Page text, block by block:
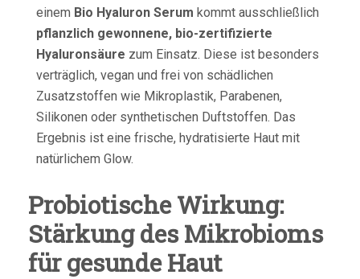
einem Bio Hyaluron Serum kommt ausschließlich
pflanzlich gewonnene, bio-zertifizierte
Hyaluronsäure zum Einsatz. Diese ist besonders
verträglich, vegan und frei von schädlichen
Zusatzstoffen wie Mikroplastik, Parabenen,
Silikonen oder synthetischen Duftstoffen. Das
Ergebnis ist eine frische, hydratisierte Haut mit
natürlichem Glow.
Probiotische Wirkung:
Stärkung des Mikrobioms
für gesunde Haut